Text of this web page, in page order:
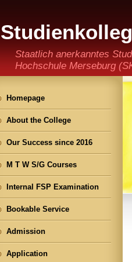
(staatlich
Staatlich anerkanntes
Hochschule Merseburg
der Ming CHENG Institut
Homepage
About the College
Our Success since 2016
M T W S/G Courses
Internal FSP Examination
Bookable Service
Admission
Application